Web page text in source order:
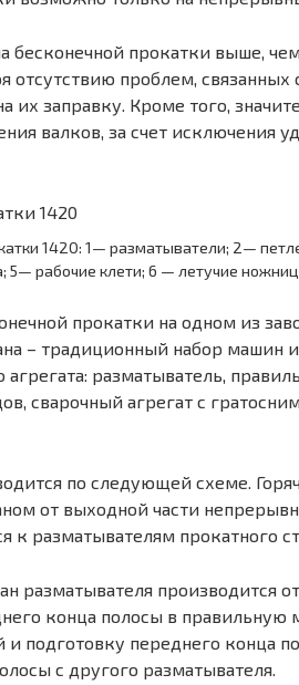
бесконечной прокатки выше,
отсутствию проблем, связанных
их заправку. Кроме того,
валков, за счет исключения
1420: 1— разматыватели; 2—
рабочие клети; 6 — летучие
прокатки на одном из
– традиционный набор машин
разматыватель,
сварочный агрегат с
по следующей схеме.
от выходной части
к разматывателям прокатного
разматывателя производится
конца полосы в правильную
и подготовку переднего конца
с другого разматывателя.